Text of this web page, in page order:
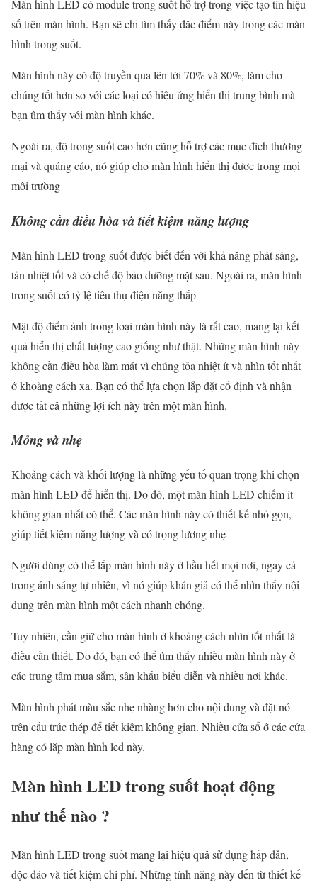
Màn hình LED có module trong suốt hỗ trợ trong việc tạo tín hiệu
số trên màn hình. Bạn sẽ chỉ tìm thấy đặc điểm này trong các màn
hình trong suốt.
Màn hình này có độ truyền qua lên tới 70% và 80%, làm cho
chúng tốt hơn so với các loại có hiệu ứng hiển thị trung bình mà
bạn tìm thấy với màn hình khác.
Ngoài ra, độ trong suốt cao hơn cũng hỗ trợ các mục đích thương
mại và quảng cáo, nó giúp cho màn hình hiển thị được trong mọi
môi trường
Không cần điều hòa và tiết kiệm năng lượng
Màn hình LED trong suốt được biết đến với khả năng phát sáng,
tản nhiệt tốt và có chế độ bảo dưỡng mặt sau. Ngoài ra, màn hình
trong suốt có tỷ lệ tiêu thụ điện năng thấp
Mật độ điểm ảnh trong loại màn hình này là rất cao, mang lại kết
quả hiển thị chất lượng cao giống như thật. Những màn hình này
không cần điều hòa làm mát vì chúng tỏa nhiệt ít và nhìn tốt nhất
ở khoảng cách xa. Bạn có thể lựa chọn lắp đặt cố định và nhận
được tất cả những lợi ích này trên một màn hình.
Mỏng và nhẹ
Khoảng cách và khối lượng là những yếu tố quan trọng khi chọn
màn hình LED để hiển thị. Do đó, một màn hình LED chiếm ít
không gian nhất có thể. Các màn hình này có thiết kế nhỏ gọn,
giúp tiết kiệm năng lượng và có trọng lượng nhẹ
Người dùng có thể lắp màn hình này ở hầu hết mọi nơi, ngay cả
trong ánh sáng tự nhiên, vì nó giúp khán giả có thể nhìn thấy nội
dung trên màn hình một cách nhanh chóng.
Tuy nhiên, cần giữ cho màn hình ở khoảng cách nhìn tốt nhất là
điều cần thiết. Do đó, bạn có thể tìm thấy nhiều màn hình này ở
các trung tâm mua sắm, sân khấu biểu diễn và nhiều nơi khác.
Màn hình phát màu sắc nhẹ nhàng hơn cho nội dung và đặt nó
trên cấu trúc thép để tiết kiệm không gian. Nhiều cửa sổ ở các cửa
hàng có lắp màn hình led này.
Màn hình LED trong suốt hoạt động
như thế nào ?
Màn hình LED trong suốt mang lại hiệu quả sử dụng hấp dẫn,
độc đáo và tiết kiệm chi phí. Những tính năng này đến từ thiết kế